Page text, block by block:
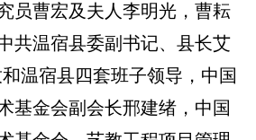
员曹宏及夫人李明光，曹耘
共温宿县委副书记、县长艾
温宿县四套班子领导，中国
基金会副会长邢建绪，中国